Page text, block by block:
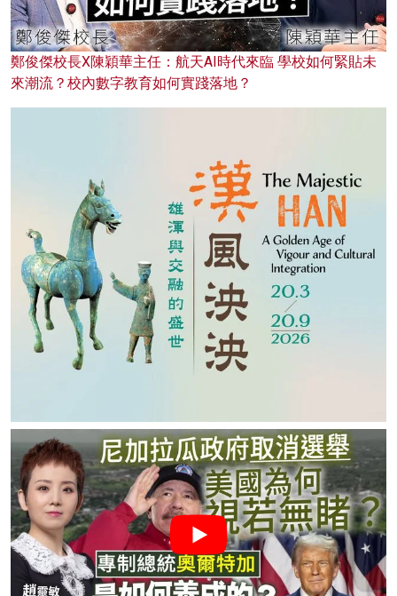
鄭俊傑校長X陳穎華主任：航天AI時代來臨 學校如何緊貼未
來潮流？校內數字教育如何實踐落地？